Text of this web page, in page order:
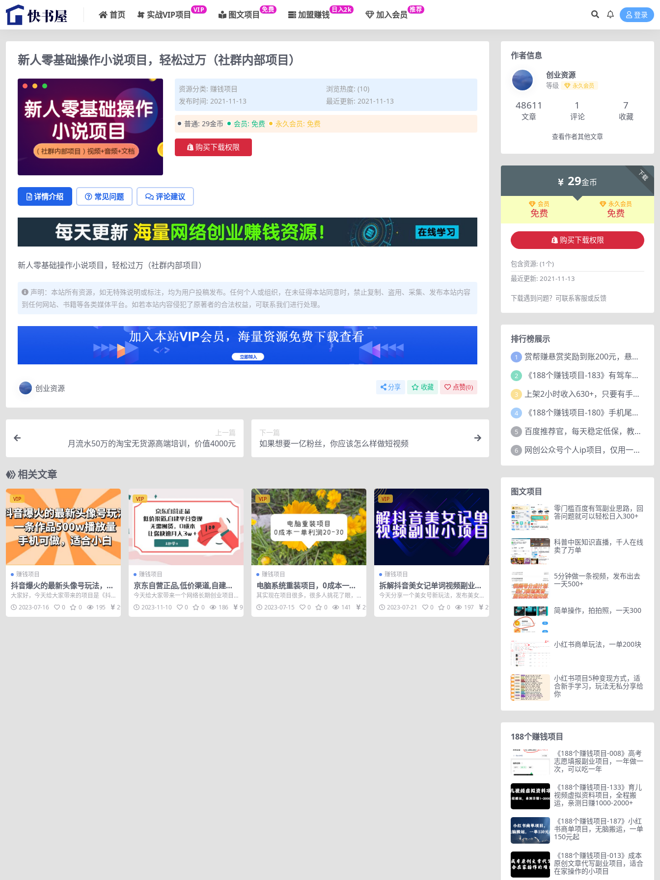
首页 实战VIP项目 VIP 图文项目 免费 加盟赚钱 日入2k 加入会员 推荐
登录
新人零基础操作小说项目，轻松过万（社群内部项目）
资源分类: 赚钱项目
浏览热度: (10)
发布时间: 2021-11-13
最近更新: 2021-11-13
普通: 29金币 会员: 免费 永久会员: 免费
购买下载权限
详情介绍 常见问题 评论建议
新人零基础操作小说项目，轻松过万（社群内部项目）
声明：本站所有资源，如无特殊说明或标注，均为用户投稿发布。任何个人或组织，在未征得本站同意时，禁止复制、盗用、采集、发布本站内容
到任何网站、书籍等各类媒体平台。如若本站内容侵犯了原著者的合法权益，可联系我们进行处理。
创业资源 分享 收藏 点赞(0)
上一篇
月流水50万的淘宝无货源高端培训，价值4000元
下一篇
如果想要一亿粉丝，你应该怎么样做短视频
相关文章
VIP
赚钱项目
抖音爆火的最新头像号玩法，一
条作品500w播放量，手机可
做，适合小白
大家好，今天给大家带来的项目是《抖
音爆火的最新头像号玩法，一条作品500
w播放量...
2023-07-16 0 0 195 29
VIP
赚钱项目
京东自营正品,低价渠道,自建平
台变现，无需囤货，0成本，让
你快速月入3w＋
今天给大家带来一个网络长期创业项目
《京东自营正品低价渠道自建平台变
现，无需囤货，...
2023-11-10 0 0 186 9.9
VIP
赚钱项目
电脑系统重装项目，0成本一单
利润20-30
其实现在项目很多，很多人挑花了眼，
不是项目不赚钱，是心急了。 有些老项
目反而经过...
2023-07-15 0 0 141 29
VIP
赚钱项目
拆解抖音美女记单词视频副业小
项目，一条龙玩法大解析（教程
+素材）
今天分享一个美女号新玩法，发布美女
学单词视频轻松涨粉变现，账号点赞、
评论都不错，...
2023-07-21 0 0 197 29
作者信息
创业资源
等级 永久会员
48611
文章
1
评论
7
收藏
查看作者其他文章
下载
29金币
会员
免费
永久会员
免费
购买下载权限
包含资源: (1个)
最近更新: 2021-11-13
下载遇到问题？可联系客服或反馈
排行榜展示
1 赏帮赚悬赏奖励到账200元，悬赏任务多劳多得，人人可做。
2 《188个赚钱项目-183》有驾车评项目，动动小手，复制粘贴赚44元！
3 上架2小时收入630+，只要有手就能做的AI搞钱项目，奶奶看完都能学会!
4 《188个赚钱项目-180》手机尾号测试评分项目，短视频直播日赚200+
5 百度推荐官，每天稳定低保，教程赠上
6 网创公众号个人ip项目，仅用一篇文章做到全网引流！
图文项目
零门槛百度有驾副业思路，回
答问题就可以轻松日入300+
科普中医知识直播，千人在线
卖了万单
5分钟做一条视频，发布出去
一天500+
简单操作，拍拍照，一天300
小红书商单玩法，一单200块
小红书项目5种变现方式，适
合新手学习，玩法无私分享给
你
188个赚钱项目
《188个赚钱项目-008》高考
志愿填报副业项目，一年做一
次，可以吃一年
《188个赚钱项目-133》育儿
视频虚拟资料项目，全程搬
运，亲测日赚1000-2000+
《188个赚钱项目-187》小红
书商单项目，无脑搬运，一单
150元起
《188个赚钱项目-013》成本
原创文章代写副业项目，适合
在家操作的小项目